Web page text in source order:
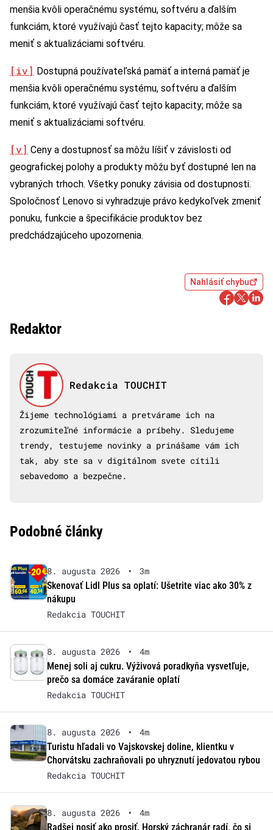
menšia kvôli operačnému systému, softvéru a ďalším
funkciám, ktoré využívajú časť tejto kapacity; môže sa
meniť s aktualizáciami softvéru.
[iv] Dostupná používateľská pamäť a interná pamäť je
menšia kvôli operačnému systému, softvéru a ďalším
funkciám, ktoré využívajú časť tejto kapacity; môže sa
meniť s aktualizáciami softvéru.
[v] Ceny a dostupnosť sa môžu líšiť v závislosti od
geografickej polohy a produkty môžu byť dostupné len na
vybraných trhoch. Všetky ponuky závisia od dostupnosti.
Spoločnosť Lenovo si vyhradzuje právo kedykoľvek zmeniť
ponuku, funkcie a špecifikácie produktov bez
predchádzajúceho upozornenia.
Nahlásiť chybu
Redaktor
Redakcia TOUCHIT
Žijeme technológiami a pretvárame ich na
zrozumiteľné informácie a príbehy. Sledujeme
trendy, testujeme novinky a prinášame vám ich
tak, aby ste sa v digitálnom svete cítili
sebavedomo a bezpečne.
Podobné články
8. augusta 2026 •
3m
Skenovať Lidl Plus sa oplatí: Ušetrite viac ako 30% z
nákupu
Redakcia TOUCHIT
8. augusta 2026 •
4m
Menej soli aj cukru. Výživová poradkyňa vysvetľuje,
prečo sa domáce zaváranie oplatí
Redakcia TOUCHIT
8. augusta 2026 •
4m
Turistu hľadali vo Vajskovskej doline, klientku v
Chorvátsku zachraňovali po uhryznutí jedovatou rybou
Redakcia TOUCHIT
8. augusta 2026 •
4m
Radšej nosiť ako prosiť. Horský záchranár radí, čo si